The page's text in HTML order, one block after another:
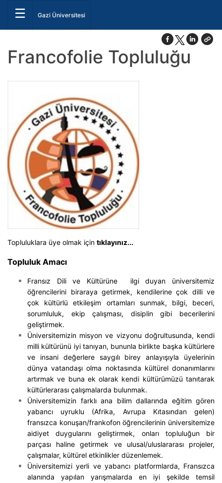
☰ Gazi Üniversitesi
Francofolie Topluluğu
Topluluklara üye olmak için tıklayınız...
Topluluk Amacı
Fransız Dili ve Kültürüne ilgi duyan üniversitemiz
öğrencilerini biraraya getirmek, kendilerine çok dilli ve
çok kültürlü etkileşim ortamları sunmak, bilgi, beceri,
sorumluluk, ekip çalışması, disiplin gibi becerilerini
geliştirmek.
Üniversitemizin misyon ve vizyonu doğrultusunda, kendi
milli kültürünü iyi tanıyan, bununla birlikte başka kültürlere
ve insani değerlere saygılı birey anlayışıyla üyelerinin
dünya vatandaşı olma noktasında kültürel donanımlarını
artırmak ve buna ek olarak kendi kültürümüzü tanıtarak
kültürlerarası çalışmalarda bulunmak.
Üniversitemizin farklı ana bilim dallarında eğitim gören
yabancı uyruklu (Afrika, Avrupa Kıtasından gelen)
fransızca konuşan/frankofon öğrencilerinin üniversitemize
aidiyet duygularını geliştirmek, onları topluluğun bir
parçası haline getirmek ve ulusal/uluslararası projeler,
çalışmalar, kültürel etkinlikler düzenlemek.
Üniversitemizi yerli ve yabancı platformlarda, Fransızca
alanında yapılan yarışmalarda en iyi şekilde temsil